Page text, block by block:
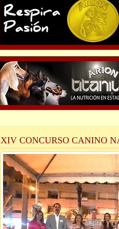
XIV CONCURSO CANINO